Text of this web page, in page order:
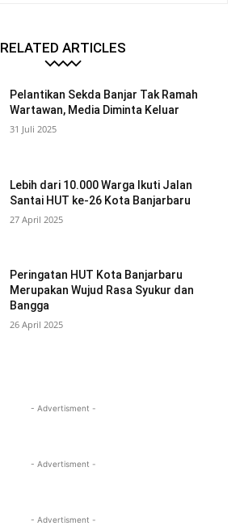
RELATED ARTICLES
Pelantikan Sekda Banjar Tak Ramah
Wartawan, Media Diminta Keluar
31 Juli 2025
Lebih dari 10.000 Warga Ikuti Jalan
Santai HUT ke-26 Kota Banjarbaru
27 April 2025
Peringatan HUT Kota Banjarbaru
Merupakan Wujud Rasa Syukur dan
Bangga
26 April 2025
- Advertisment -
- Advertisment -
- Advertisment -